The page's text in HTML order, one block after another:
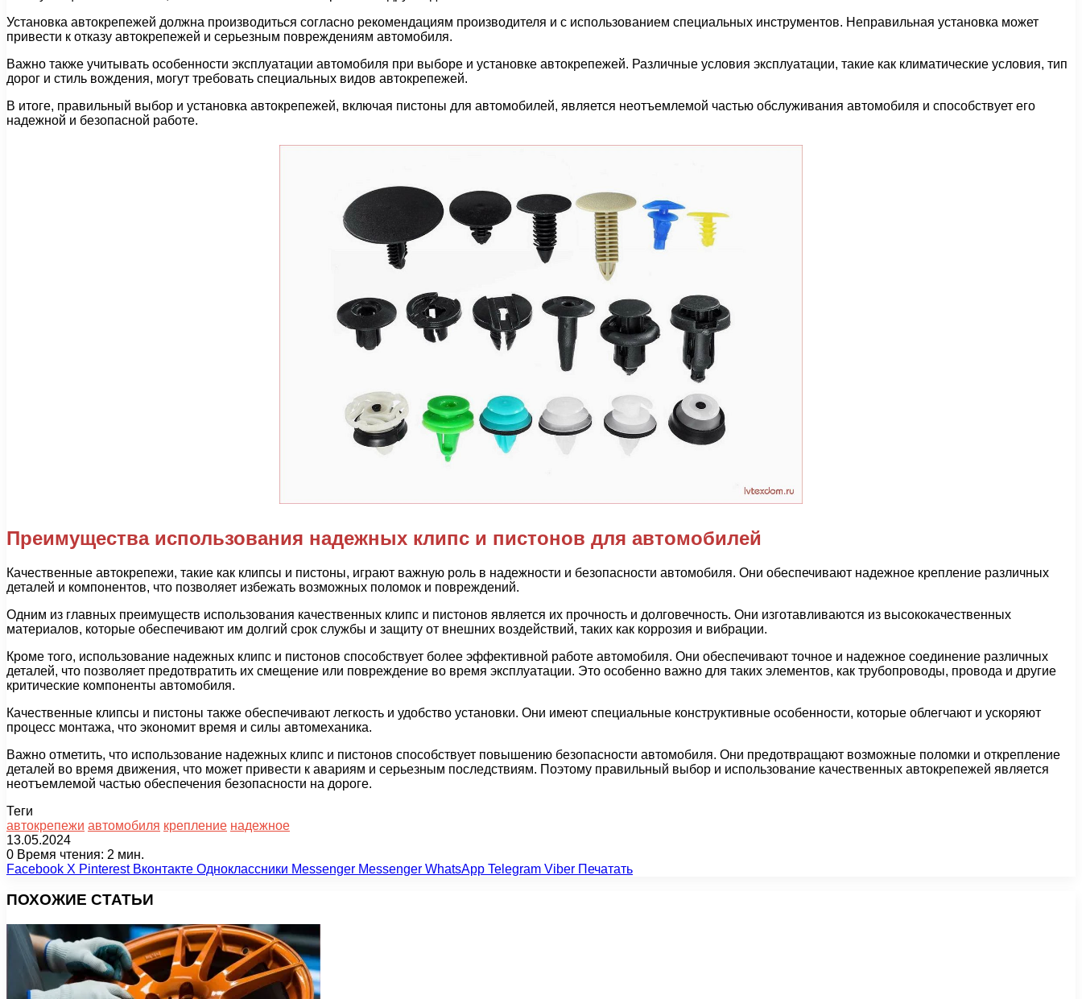
Установка автокрепежей должна производиться согласно рекомендациям производителя и с использованием специальных инструментов. Неправильная установка может
привести к отказу автокрепежей и серьезным повреждениям автомобиля.
Важно также учитывать особенности эксплуатации автомобиля при выборе и установке автокрепежей. Различные условия эксплуатации, такие как климатические условия, тип
дорог и стиль вождения, могут требовать специальных видов автокрепежей.
В итоге, правильный выбор и установка автокрепежей, включая пистоны для автомобилей, является неотъемлемой частью обслуживания автомобиля и способствует его
надежной и безопасной работе.
Преимущества использования надежных клипс и пистонов для автомобилей
Качественные автокрепежи, такие как клипсы и пистоны, играют важную роль в надежности и безопасности автомобиля. Они обеспечивают надежное крепление различных
деталей и компонентов, что позволяет избежать возможных поломок и повреждений.
Одним из главных преимуществ использования качественных клипс и пистонов является их прочность и долговечность. Они изготавливаются из высококачественных
материалов, которые обеспечивают им долгий срок службы и защиту от внешних воздействий, таких как коррозия и вибрации.
Кроме того, использование надежных клипс и пистонов способствует более эффективной работе автомобиля. Они обеспечивают точное и надежное соединение различных
деталей, что позволяет предотвратить их смещение или повреждение во время эксплуатации. Это особенно важно для таких элементов, как трубопроводы, провода и другие
критические компоненты автомобиля.
Качественные клипсы и пистоны также обеспечивают легкость и удобство установки. Они имеют специальные конструктивные особенности, которые облегчают и ускоряют
процесс монтажа, что экономит время и силы автомеханика.
Важно отметить, что использование надежных клипс и пистонов способствует повышению безопасности автомобиля. Они предотвращают возможные поломки и открепление
деталей во время движения, что может привести к авариям и серьезным последствиям. Поэтому правильный выбор и использование качественных автокрепежей является
неотъемлемой частью обеспечения безопасности на дороге.
Теги
автокрепежи автомобиля крепление надежное
13.05.2024
0 Время чтения: 2 мин.
Facebook X Pinterest Вконтакте Одноклассники Messenger Messenger WhatsApp Telegram Viber Печатать
ПОХОЖИЕ СТАТЬИ